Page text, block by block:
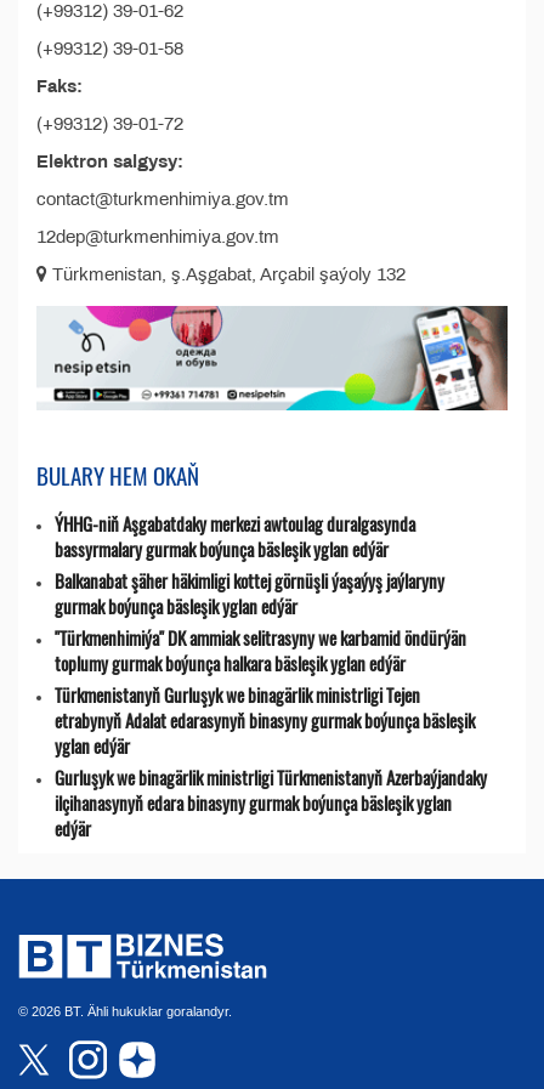
(+99312) 39-01-62
(+99312) 39-01-58
Faks:
(+99312) 39-01-72
Elektron salgysy:
contact@turkmenhimiya.gov.tm
12dep@turkmenhimiya.gov.tm
Türkmenistan, ş.Aşgabat, Arçabil şaýoly 132
BULARY HEM OKAŇ
ÝHHG-niň Aşgabatdaky merkezi awtoulag duralgasynda
bassyrmalary gurmak boýunça bäsleşik yglan edýär
Balkanabat şäher häkimligi kottej görnüşli ýaşaýyş jaýlaryny
gurmak boýunça bäsleşik yglan edýär
"Türkmenhimiýa" DK ammiak selitrasyny we karbamid öndürýän
toplumy gurmak boýunça halkara bäsleşik yglan edýär
Türkmenistanyň Gurluşyk we binagärlik ministrligi Tejen
etrabynyň Adalat edarasynyň binasyny gurmak boýunça bäsleşik
yglan edýär
Gurluşyk we binagärlik ministrligi Türkmenistanyň Azerbaýjandaky
ilçihanasynyň edara binasyny gurmak boýunça bäsleşik yglan
edýär
© 2026 BT. Ähli hukuklar goralandyr.